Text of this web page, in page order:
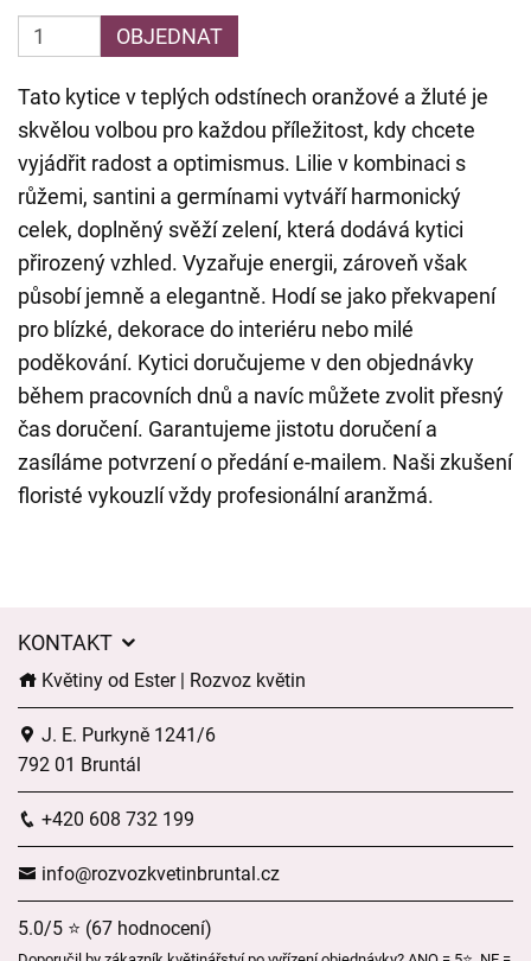
OBJEDNAT
Tato kytice v teplých odstínech oranžové a žluté je
skvělou volbou pro každou příležitost, kdy chcete
vyjádřit radost a optimismus. Lilie v kombinaci s
růžemi, santini a germínami vytváří harmonický
celek, doplněný svěží zelení, která dodává kytici
přirozený vzhled. Vyzařuje energii, zároveň však
působí jemně a elegantně. Hodí se jako překvapení
pro blízké, dekorace do interiéru nebo milé
poděkování. Kytici doručujeme v den objednávky
během pracovních dnů a navíc můžete zvolit přesný
čas doručení. Garantujeme jistotu doručení a
zasíláme potvrzení o předání e-mailem. Naši zkušení
floristé vykouzlí vždy profesionální aranžmá.
KONTAKT
Květiny od Ester | Rozvoz květin
J. E. Purkyně 1241/6
792 01 Bruntál
+420 608 732 199
info@rozvozkvetinbruntal.cz
5.0/5 ⭐ (67 hodnocení)